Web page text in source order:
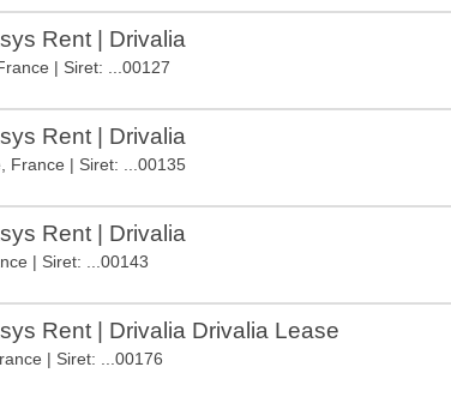
Rent | Drivalia
| Siret: ...00127
Rent | Drivalia
France | Siret: ...00135
Rent | Drivalia
| Siret: ...00143
Rent | Drivalia Drivalia Lease
| Siret: ...00176